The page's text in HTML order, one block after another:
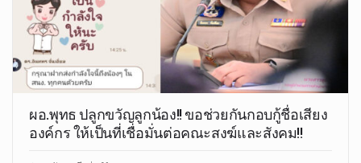
ผอ.พุทธ ปลูกขวัญลูกน้อง!! ขอช่วยกันกอบกู้ชื่อเสียง
องค์กร ให้เป็นที่เชื่อมั่นต่อคณะสงฆ์และสังคม!!